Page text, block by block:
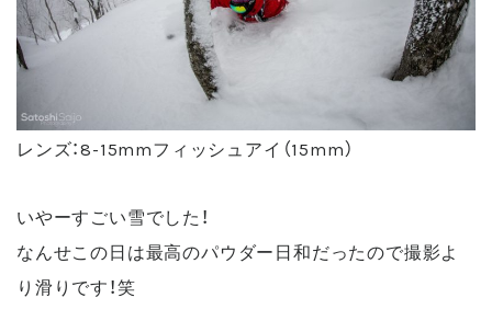
レンズ：8-15mmフィッシュアイ（15mm）
いやーすごい雪でした！
なんせこの日は最高のパウダー日和だったので撮影よ
り滑りです！笑